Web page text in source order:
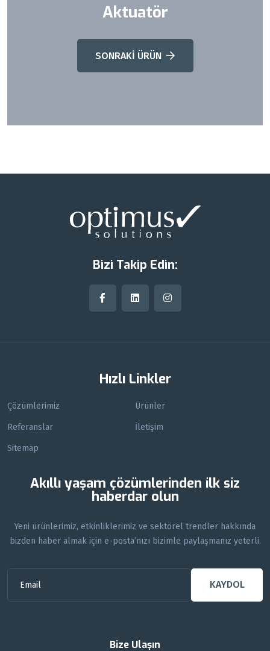
Aktuatör
SONRAKİ ÜRÜN
Bizi Takip Edin:
Hızlı Linkler
Çözümlerimiz Ürünler
Referanslar İletişim
Sitemap
Akıllı yaşam çözümlerinden ilk siz
haberdar olun
Yeni ürünlerimiz, etkinliklerimiz ve sektörel trendler hakkında
bizden haber almak için e-posta’nızı bizimle paylaşmanız yeterli.
KAYDOL
Bize Ulaşın